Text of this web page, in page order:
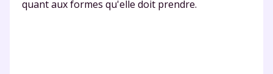
quant aux formes qu'elle doit prendre.
suivre les progrès